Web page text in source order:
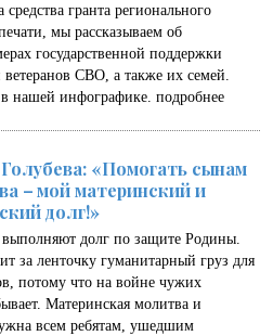
средства гранта регионального
мы рассказываем об
государственной поддержки
ветеранов СВО, а также их семей.
нашей инфографике. подробнее
«Помогать сынам
– мой материнский и
долг!»
долг по защите Родины.
за ленточку гуманитарный груз для
потому что на войне чужих
Материнская молитва и
всем ребятам, ушедшим